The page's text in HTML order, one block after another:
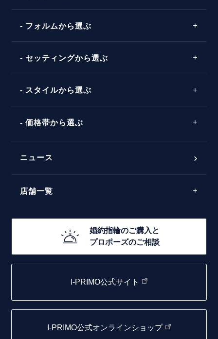
婚約指輪マッチング診断
タイミング
言葉
コンビネーション
フォルムから選ぶ
ストレートライン
セッティングから選ぶ
ソリテール
ラインメレ
スタイルから選ぶ
シンプル
モード
エレガント
価格帯から選ぶ
30万円台～
20万円台～
10万円台～
ニュース
店舗一覧
函館店
取扱店)エヴァンスブライダル 旭川本店
青森店
婚約指輪のご購入と
プロポーズのご相談
I-PRIMO公式サイト
I-PRIMO公式オンラインショップ